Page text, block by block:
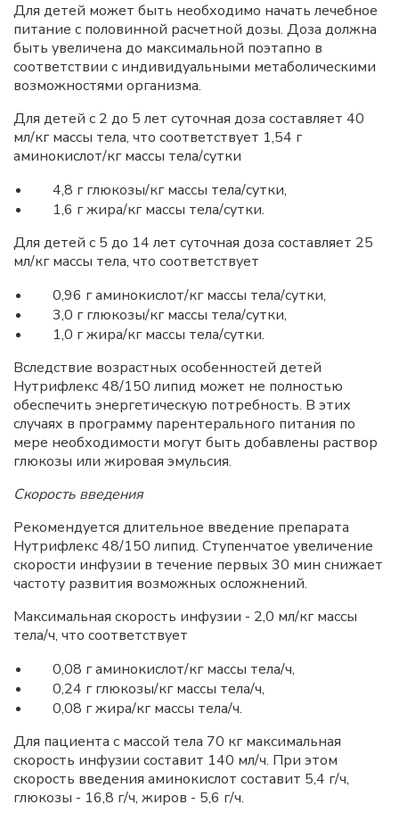
Для детей может быть необходимо начать лечебное
питание с половинной расчетной дозы. Доза должна
быть увеличена до максимальной поэтапно в
соответствии с индивидуальными метаболическими
возможностями организма.
Для детей с 2 до 5 лет суточная доза составляет 40
мл/кг массы тела, что соответствует 1,54 г
аминокислот/кг массы тела/сутки
4,8 г глюкозы/кг массы тела/сутки,
1,6 г жира/кг массы тела/сутки.
Для детей с 5 до 14 лет суточная доза составляет 25
мл/кг массы тела, что соответствует
0,96 г аминокислот/кг массы тела/сутки,
3,0 г глюкозы/кг массы тела/сутки,
1,0 г жира/кг массы тела/сутки.
Вследствие возрастных особенностей детей
Нутрифлекс 48/150 липид может не полностью
обеспечить энергетическую потребность. В этих
случаях в программу парентерального питания по
мере необходимости могут быть добавлены раствор
глюкозы или жировая эмульсия.
Скорость введения
Рекомендуется длительное введение препарата
Нутрифлекс 48/150 липид. Ступенчатое увеличение
скорости инфузии в течение первых 30 мин снижает
частоту развития возможных осложнений.
Максимальная скорость инфузии - 2,0 мл/кг массы
тела/ч, что соответствует
0,08 г аминокислот/кг массы тела/ч,
0,24 г глюкозы/кг массы тела/ч,
0,08 г жира/кг массы тела/ч.
Для пациента с массой тела 70 кг максимальная
скорость инфузии составит 140 мл/ч. При этом
скорость введения аминокислот составит 5,4 г/ч,
глюкозы - 16,8 г/ч, жиров - 5,6 г/ч.